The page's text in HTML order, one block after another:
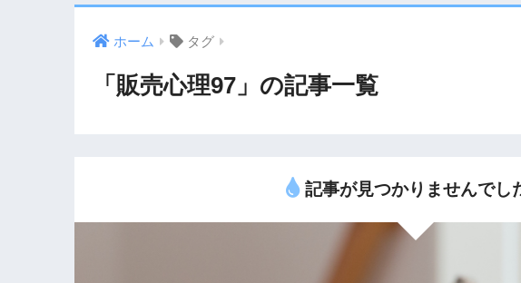
ホーム タグ
「販売心理97」の記事一覧
記事が見つかりませんでし